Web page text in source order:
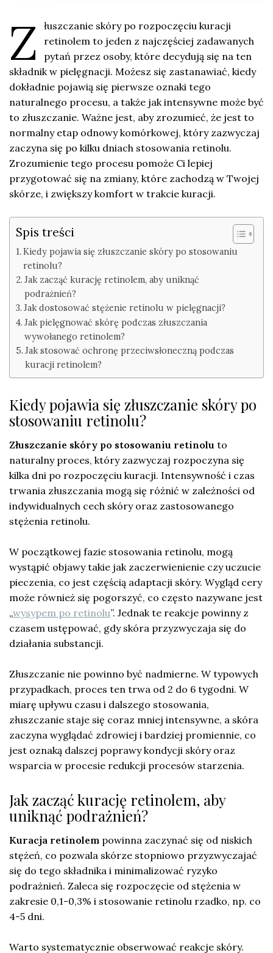
Z
łuszczanie skóry po rozpoczęciu kuracji
retinolem to jeden z najczęściej zadawanych
pytań przez osoby, które decydują się na ten
składnik w pielęgnacji. Możesz się zastanawiać, kiedy
dokładnie pojawią się pierwsze oznaki tego
naturalnego procesu, a także jak intensywne może być
to złuszczanie. Ważne jest, aby zrozumieć, że jest to
normalny etap odnowy komórkowej, który zazwyczaj
zaczyna się po kilku dniach stosowania retinolu.
Zrozumienie tego procesu pomoże Ci lepiej
przygotować się na zmiany, które zachodzą w Twojej
skórze, i zwiększy komfort w trakcie kuracji.
Spis treści
Kiedy pojawia się złuszczanie skóry po stosowaniu
retinolu?
Jak zacząć kurację retinolem, aby uniknąć
podrażnień?
Jak dostosować stężenie retinolu w pielęgnacji?
Jak pielęgnować skórę podczas złuszczania
wywołanego retinolem?
Jak stosować ochronę przeciwsłoneczną podczas
kuracji retinolem?
Kiedy pojawia się złuszczanie skóry po
stosowaniu retinolu?
Złuszczanie skóry po stosowaniu retinolu to
naturalny proces, który zazwyczaj rozpoczyna się
kilka dni po rozpoczęciu kuracji. Intensywność i czas
trwania złuszczania mogą się różnić w zależności od
indywidualnych cech skóry oraz zastosowanego
stężenia retinolu.
W początkowej fazie stosowania retinolu, mogą
wystąpić objawy takie jak zaczerwienienie czy uczucie
pieczenia, co jest częścią adaptacji skóry. Wygląd cery
może również się pogorszyć, co często nazywane jest
„wysypem po retinolu”. Jednak te reakcje powinny z
czasem ustępować, gdy skóra przyzwyczaja się do
działania substancji.
Złuszczanie nie powinno być nadmierne. W typowych
przypadkach, proces ten trwa od 2 do 6 tygodni. W
miarę upływu czasu i dalszego stosowania,
złuszczanie staje się coraz mniej intensywne, a skóra
zaczyna wyglądać zdrowiej i bardziej promiennie, co
jest oznaką dalszej poprawy kondycji skóry oraz
wsparcia w procesie redukcji procesów starzenia.
Jak zacząć kurację retinolem, aby
uniknąć podrażnień?
Kuracja retinolem powinna zaczynać się od niskich
stężeń, co pozwala skórze stopniowo przyzwyczajać
się do tego składnika i minimalizować ryzyko
podrażnień. Zaleca się rozpoczęcie od stężenia w
zakresie 0,1-0,3% i stosowanie retinolu rzadko, np. co
4-5 dni.
Warto systematycznie obserwować reakcje skóry.